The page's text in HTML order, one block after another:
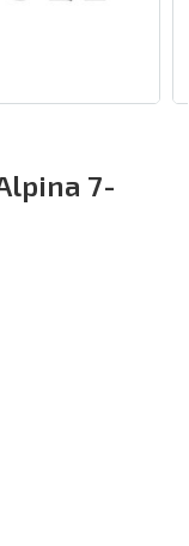
7-